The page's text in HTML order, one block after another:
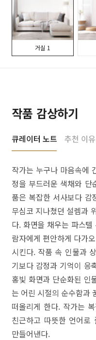
거실 1
작품 감상하기
큐레이터 노트 추천 이유
작가는 누구나 마음속에
정을 부드러운 색채와 단
품은 복잡한 서사보다 감
무심코 지나쳤던 설렘과
다. 화면을 채우는 파스
람자에게 편안하게 다가
시킨다. 작품 속 인물과
기보다 감정과 기억이 응
홍빛 화면과 단순화된 인
는 어린 시절의 순수함과
떠올리게 한다. 작가는
친근하고 따뜻한 언어로
만들어낸다.